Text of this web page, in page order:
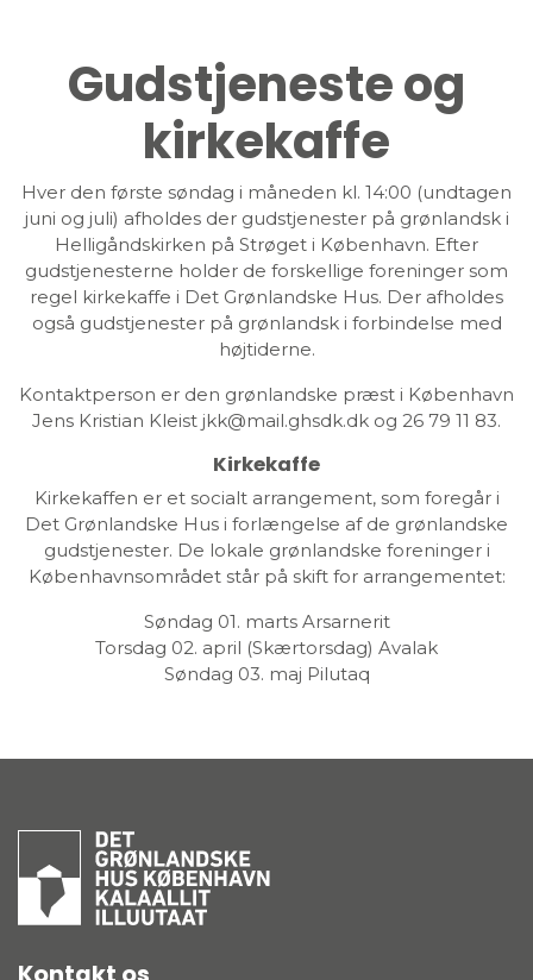
Gudstjeneste og
kirkekaffe
Hver den første søndag i måneden kl. 14:00 (undtagen
juni og juli) afholdes der gudstjenester på grønlandsk i
Helligåndskirken på Strøget i København. Efter
gudstjenesterne holder de forskellige foreninger som
regel kirkekaffe i Det Grønlandske Hus. Der afholdes
også gudstjenester på grønlandsk i forbindelse med
højtiderne.
Kontaktperson er den grønlandske præst i København
Jens Kristian Kleist jkk@mail.ghsdk.dk og 26 79 11 83.
Kirkekaffe
Kirkekaffen er et socialt arrangement, som foregår i
Det Grønlandske Hus i forlængelse af de grønlandske
gudstjenester. De lokale grønlandske foreninger i
Københavnsområdet står på skift for arrangementet:
Søndag 01. marts Arsarnerit
Torsdag 02. april (Skærtorsdag) Avalak
Søndag 03. maj Pilutaq